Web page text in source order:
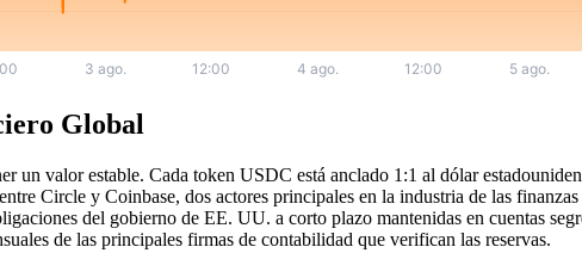
Global
valor estable. Cada token USDC está anclado 1:1 al dólar
Circle y Coinbase, dos actores principales en la industria de las
del gobierno de EE. UU. a corto plazo mantenidas en cuentas
de las principales firmas de contabilidad que verifican las reservas.